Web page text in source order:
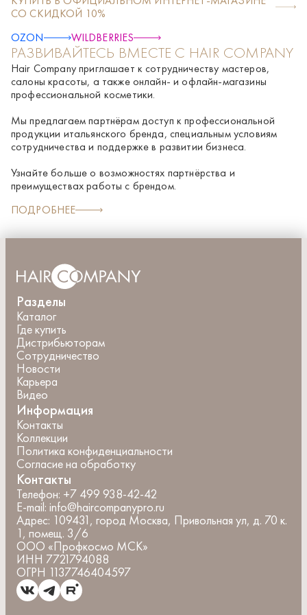
acid, Guar hydroxypropyltrimonium chloride,Potassium sorbate,
Sodium benzoate, peg-150 distearate,Tetramethyl
Vanillin, Opuntia ficus-indica stem extract, Ficus carica fruit
extract, Saccharomyces ferment lysate filtrate.
СО СКИДКОЙ 10%
OZON
WILDBERRIES
РАЗВИВАЙТЕСЬ ВМЕСТЕ С HAIR COMPANY
Hair Company приглашает к сотрудничеству мастеров,
салоны красоты, а также онлайн- и офлайн-магазины
профессиональной косметики.
Мы предлагаем партнёрам доступ к профессиональной
продукции итальянского бренда, специальным условиям
сотрудничества и поддержке в развитии бизнеса.
Узнайте больше о возможностях партнёрства и
преимуществах работы с брендом.
ПОДРОБНЕЕ
Разделы
Каталог
Где купить
Дистрибьюторам
Сотрудничество
Новости
Карьера
Видео
Информация
Контакты
Коллекции
Политика конфиденциальности
Согласие на обработку
Контакты
Телефон: +7 499 938-42-42
E-mail: info@haircompanypro.ru
Адрес: 109431, город Москва, Привольная ул, д. 70 к.
1, помещ. 3/6
ООО «Профкосмо МСК»
ИНН 7721794088
ОГРН 1137746404597